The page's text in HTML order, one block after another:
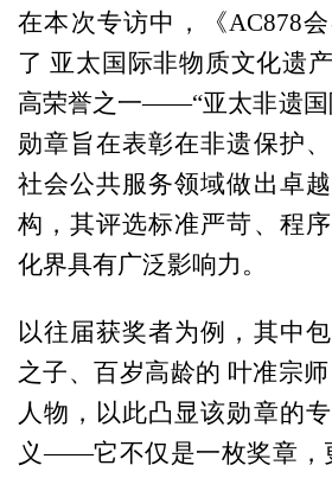
在本次专访中，《AC878
了 亚太国际非物质文化遗
高荣誉之一——“亚太非遗国
勋章旨在表彰在非遗保护
社会公共服务领域做出卓
构，其评选标准严苛、程
化界具有广泛影响力。
以往届获奖者为例，其中
之子、百岁高龄的 叶准宗
人物，以此凸显该勋章的
义——它不仅是一枚奖章，